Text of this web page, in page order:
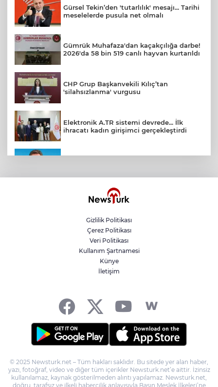
Gürsel Tekin’den 'tutarlılık' mesajı... Tarihi
meselelerde pusula net olmalı
Gümrük Muhafaza'dan kaçakçılığa darbe!
2026'da 58 bin 519 canlı hayvan kurtarıldı
CHP Grup Başkanvekili Kılıç’tan
'silahsızlanma' vurgusu
Elektronik A.TR sistemi devrede... İlk
ihracatı kadın girişimci gerçekleştirdi
Kayseri Talas Yeni Dünya ERVA Spor
BNP Paribas Cardif Türkiye'nin İç
Denetim Direktörü Mustafa Güneş oldu
Gizlilik Politikası
Çerez Politikası
Veri Politikası
Kullanım Şartnamesi
Künye
İletişim
© 2025 Newsturk.net – Tüm hakları saklıdır. Bu sitede yer alan haber,
yazı, fotoğraf, video ve diğer tüm içerikler Newsturk.net’e aittir. İzinsiz
kullanılamaz, kaynak gösterilmeden alıntı yapılamaz. Newsturk.net,
doğru, tarafsız ve ilkeli habercilik anlayışıyla Basın Meslek İlkeleri’ne